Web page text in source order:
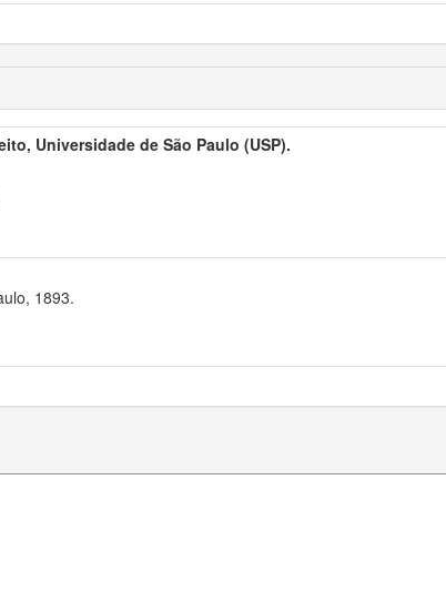
Universidade de São Paulo (USP).
1893.